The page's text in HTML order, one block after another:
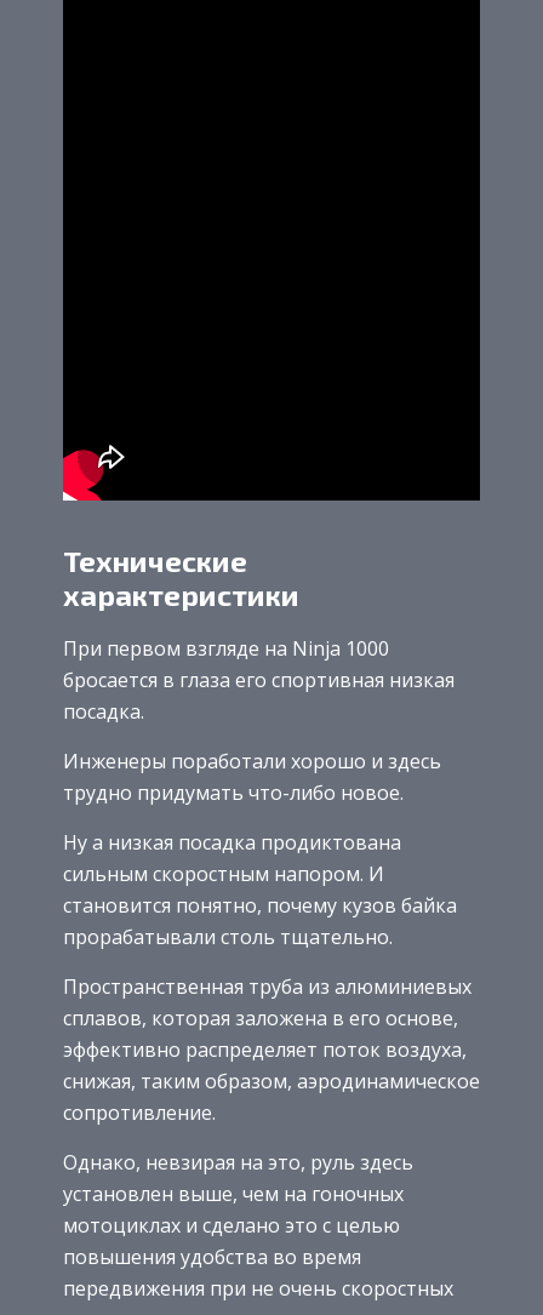
Технические
характеристики
При первом взгляде на Ninja 1000
бросается в глаза его спортивная низкая
посадка.
Инженеры поработали хорошо и здесь
трудно придумать что-либо новое.
Ну а низкая посадка продиктована
сильным скоростным напором. И
становится понятно, почему кузов байка
прорабатывали столь тщательно.
Пространственная труба из алюминиевых
сплавов, которая заложена в его основе,
эффективно распределяет поток воздуха,
снижая, таким образом, аэродинамическое
сопротивление.
Однако, невзирая на это, руль здесь
установлен выше, чем на гоночных
мотоциклах и сделано это с целью
повышения удобства во время
передвижения при не очень скоростных